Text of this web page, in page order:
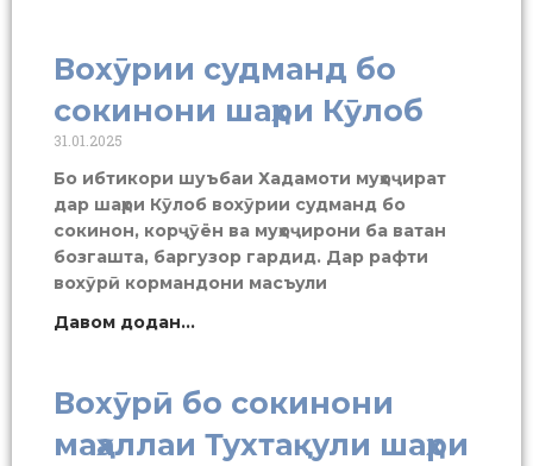
Вохӯрии судманд бо
сокинони шаҳри Кӯлоб
31.01.2025
Бо ибтикори шуъбаи Хадамоти муҳоҷират
дар шаҳри Кӯлоб вохӯрии судманд бо
сокинон, корҷӯён ва муҳоҷирони ба ватан
бозгашта, баргузор гардид. Дар рафти
вохӯрӣ кормандони масъули
Давом додан...
Вохӯрӣ бо сокинони
маҳаллаи Тухтақули шаҳри